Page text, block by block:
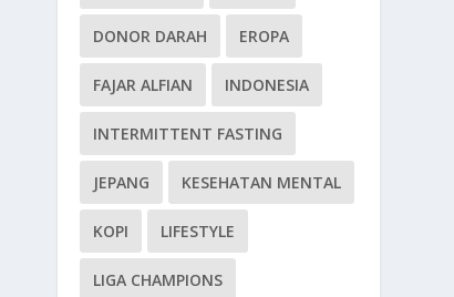
DONOR DARAH EROPA
FAJAR ALFIAN INDONESIA
INTERMITTENT FASTING
JEPANG KESEHATAN MENTAL
KOPI LIFESTYLE
LIGA CHAMPIONS